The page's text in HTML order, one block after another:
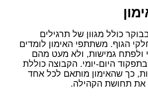
כולל מגוון של תרגילים
הגוף. משתתפי האימון לומדים
ולפתח גמישות, ולא מעט מהם
בתפקוד היום-יומי. הקבוצה כוללת
כך שהאימון מותאם לכל אחד
תחושת הקהילה.